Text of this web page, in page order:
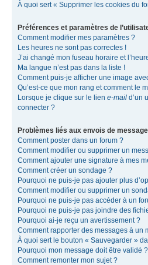
À quoi sert « Supprimer les cookies du
Préférences et paramètres de
Comment modifier mes paramètres ?
Les heures ne sont pas correctes !
J’ai changé mon fuseau horaire et
Ma langue n’est pas dans la liste !
Comment puis-je afficher une image
Qu’est-ce que mon rang et comment le
Lorsque je clique sur le lien e-mail d’un
connecter ?
Problèmes liés aux envois de
Comment poster dans un forum ?
Comment modifier ou supprimer un
Comment ajouter une signature à mes
Comment créer un sondage ?
Pourquoi ne puis-je pas ajouter plus
Comment modifier ou supprimer un
Pourquoi ne puis-je pas accéder à un
Pourquoi ne puis-je pas joindre des
Pourquoi ai-je reçu un avertissement ?
Comment rapporter des messages à un
À quoi sert le bouton « Sauvegarder »
Pourquoi mon message doit être validé ?
Comment remonter mon sujet ?